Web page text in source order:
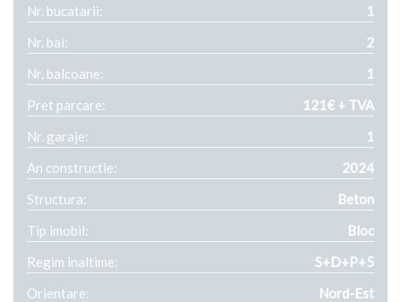
Nr. bucatarii:
1
Nr. bai:
2
Nr. balcoane:
1
Pret parcare:
121€ + TVA
Nr. garaje:
1
An constructie:
2024
Structura:
Beton
Tip imobil:
Bloc
Regim inaltime:
S+D+P+5
Orientare:
Nord-Est